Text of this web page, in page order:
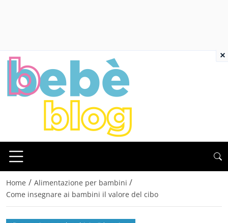
Home / Alimentazione per bambini /
Come insegnare ai bambini il valore del cibo
×